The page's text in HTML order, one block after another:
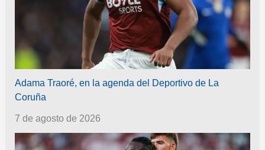
Adama Traoré, en la agenda del Deportivo de La
Coruña
7 de agosto de 2026